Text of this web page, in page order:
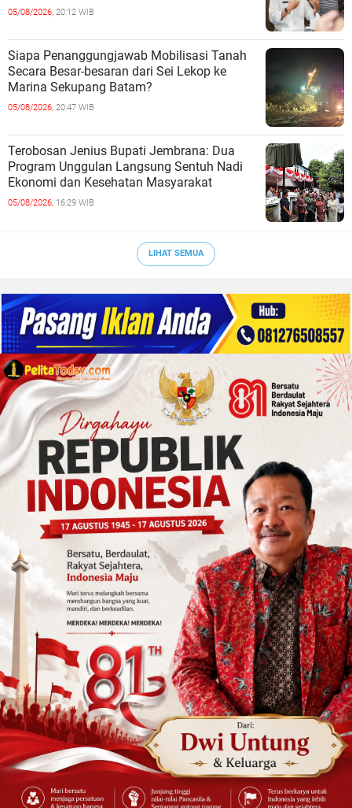
05/08/2026, 20:12 WIB
Siapa Penanggungjawab Mobilisasi Tanah
Secara Besar-besaran dari Sei Lekop ke
Marina Sekupang Batam?
05/08/2026, 20:47 WIB
Terobosan Jenius Bupati Jembrana: Dua
Program Unggulan Langsung Sentuh Nadi
Ekonomi dan Kesehatan Masyarakat
05/08/2026, 16:29 WIB
LIHAT SEMUA